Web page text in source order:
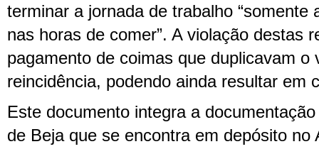
terminar a jornada de trabalho “somente
nas horas de comer”. A violação destas
pagamento de coimas que duplicavam o
reincidência, podendo ainda resultar em
Este documento integra a
de Beja que se encontra em depósito no